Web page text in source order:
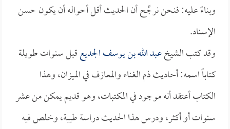
وبناءً عليه: فنحن نرجِّح أن الحديث أقل أحواله أن يكون حسن
الإسناد.
وقد كتب الشيخعبد الله بن يوسف الجديعقبل سنوات طويلة
كتاباً اسمه: أحاديث ذم الغناء والمعازف في الميزان، وهذا
الكتاب أعتقد أنه موجود في المكتبات، وهو قديم يمكن من عشر
سنوات أو أكثر، ودرس هذا الحديث دراسة طيبة، وخلص فيه